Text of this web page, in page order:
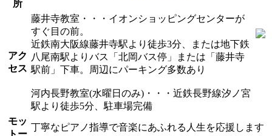
所
アク
セス
藤井寺教室・・・イオンショッピングセンターが
すぐ目の前。
近鉄南大阪線藤井寺駅より徒歩3分、または地下鉄
八尾南駅よりバス「北岡バス停」または「藤井寺
駅前」下車。周辺にパーキング多数あり
河内長野教室(水曜日のみ)・・・近鉄長野線汐ノ宮
駅より徒歩5分、駐車場完備
モッ
トー
丁寧なピアノ指導で音楽にあふれる人生を応援します